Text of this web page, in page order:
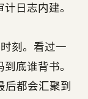
日志内建。
刻。看过一
底谁背书。
后都会汇聚到